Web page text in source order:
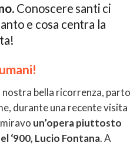
. Conoscere santi ci
e cosa centra la
bella ricorrenza, parto
durante una recente visita
un’opera piuttosto
‘900, Lucio Fontana. A